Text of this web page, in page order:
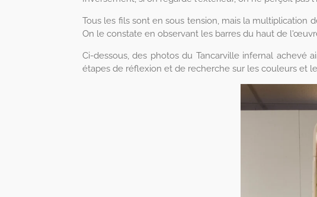
Tous les fils sont en sous tension, mais la multiplication
On le constate en observant les barres du haut de
Ci-dessous, des photos du Tancarville infernal achevé
étapes de réflexion et de recherche sur les couleurs et